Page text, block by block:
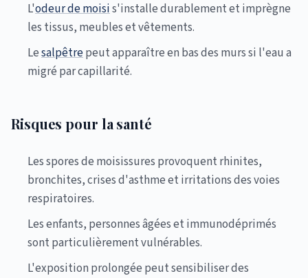
L'odeur de moisis'installe durablement et imprègne
les tissus, meubles et vêtements.
Lesalpêtrepeut apparaître en bas des murs si l'eau a
migré par capillarité.
Risques pour la santé
Les spores de moisissures provoquent rhinites,
bronchites, crises d'asthme et irritations des voies
respiratoires.
Les enfants, personnes âgées et immunodéprimés
sont particulièrement vulnérables.
L'exposition prolongée peut sensibiliser des